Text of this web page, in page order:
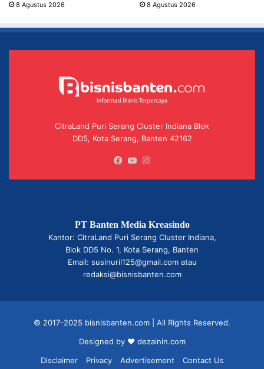
8 Agustus 2026 8 Agustus 2026
CitraLand Puri Serang Cluster Indiana Blok
DD5, Kota Serang, Banten 42162
Facebook
YouTube
PT Banten Media Kreasindo
Kantor: CitraLand Puri Serang Cluster Indiana,
Blok DD5 No. 1, Kota Serang, Banten
Email: susinuril125@gmail.com atau
redaksi@bisnisbanten.com
© 2017-2025 bisnisbanten.com | All Rights Reserved.
Designed by ❤ dezainin.com
Disclaimer
Privacy Advertisement Contact Us